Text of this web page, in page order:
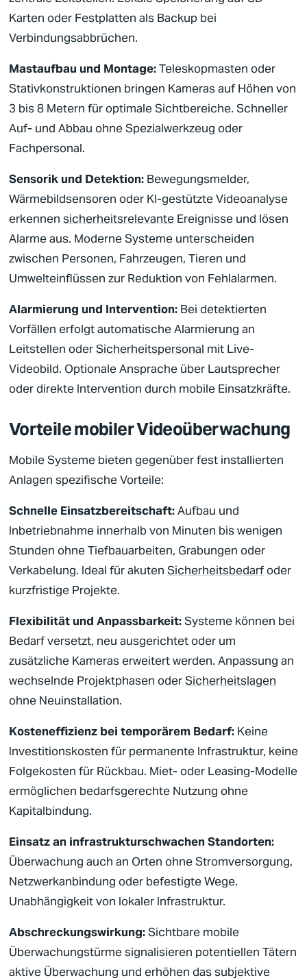
Karten oder Festplatten als Backup bei
Verbindungsabbrüchen.
Mastaufbau und Montage:Teleskopmasten oder
Stativkonstruktionen bringen Kameras auf Höhen von
3 bis 8 Metern für optimale Sichtbereiche. Schneller
Auf- und Abbau ohne Spezialwerkzeug oder
Fachpersonal.
Sensorik und Detektion: Bewegungsmelder,
Wärmebildsensoren oder KI-gestützte Videoanalyse
erkennen sicherheitsrelevante Ereignisse und lösen
Alarme aus. Moderne Systeme unterscheiden
zwischen Personen, Fahrzeugen, Tieren und
Umwelteinflüssen zur Reduktion von Fehlalarmen.
Alarmierung und Intervention: Bei detektierten
Vorfällen erfolgt automatische Alarmierung an
Leitstellen oderSicherheitspersonal mit Live-
Videobild. Optionale Ansprache über Lautsprecher
oder direkte Intervention durch mobile Einsatzkräfte.
Vorteile mobiler Videoüberwachung
Mobile Systeme bieten gegenüber fest installierten
Anlagen spezifische Vorteile:
Schnelle Einsatzbereitschaft:Aufbau und
Inbetriebnahme innerhalb von Minuten bis wenigen
Stunden ohne Tiefbauarbeiten, Grabungen oder
Verkabelung. Ideal für akuten Sicherheitsbedarfoder
kurzfristige Projekte.
Flexibilität und Anpassbarkeit:Systeme können bei
Bedarf versetzt, neu ausgerichtet oder um
zusätzliche Kameras erweitert werden. Anpassung an
wechselnde Projektphasen oderSicherheitslagen
ohne Neuinstallation.
Kosteneffizienz bei temporärem Bedarf: Keine
Investitionskosten für permanente Infrastruktur, keine
Folgekosten für Rückbau. Miet- oder Leasing-Modelle
ermöglichen bedarfsgerechte Nutzung ohne
Kapitalbindung.
Einsatz an infrastrukturschwachen Standorten:
Überwachung auch an Orten ohne Stromversorgung,
Netzwerkanbindung oder befestigte Wege.
Unabhängigkeit von lokaler Infrastruktur.
Abschreckungswirkung:Sichtbare mobile
Überwachungstürme signalisieren potentiellen Tätern
aktive Überwachung und erhöhen das subjektive